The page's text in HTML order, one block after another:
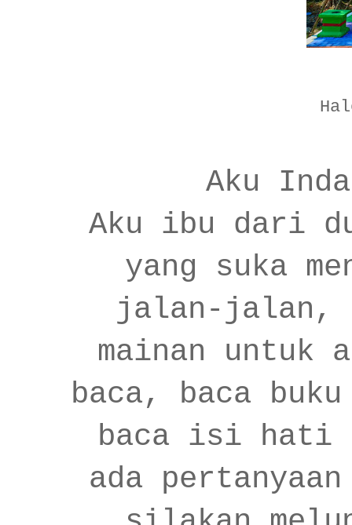
Aku
Aku ibu dari
yang suka
jalan-jalan,
mainan untuk
baca, baca
baca isi hati
ada